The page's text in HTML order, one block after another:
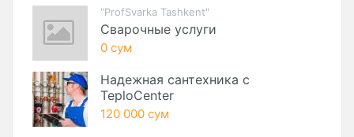
"ProfSvarka Tashkent"
Сварочные услуги
0 сум
Надежная сантехника с
TeploCenter
120 000 сум